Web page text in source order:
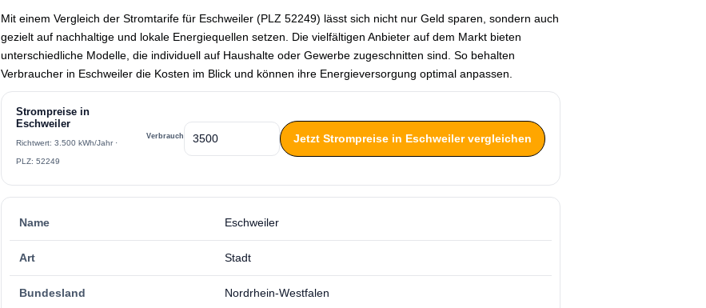
Mit einem Vergleich der Stromtarife für Eschweiler (PLZ 52249) lässt sich nicht nur Geld sparen, sondern auch
gezielt auf nachhaltige und lokale Energiequellen setzen. Die vielfältigen Anbieter auf dem Markt bieten
unterschiedliche Modelle, die individuell auf Haushalte oder Gewerbe zugeschnitten sind. So behalten
Verbraucher in Eschweiler die Kosten im Blick und können ihre Energieversorgung optimal anpassen.
Strompreise in
Eschweiler
Richtwert: 3.500 kWh/Jahr ·
PLZ: 52249
Verbrauch Jetzt Strompreise in Eschweiler vergleichen
Name Eschweiler
Art Stadt
Bundesland Nordrhein-Westfalen